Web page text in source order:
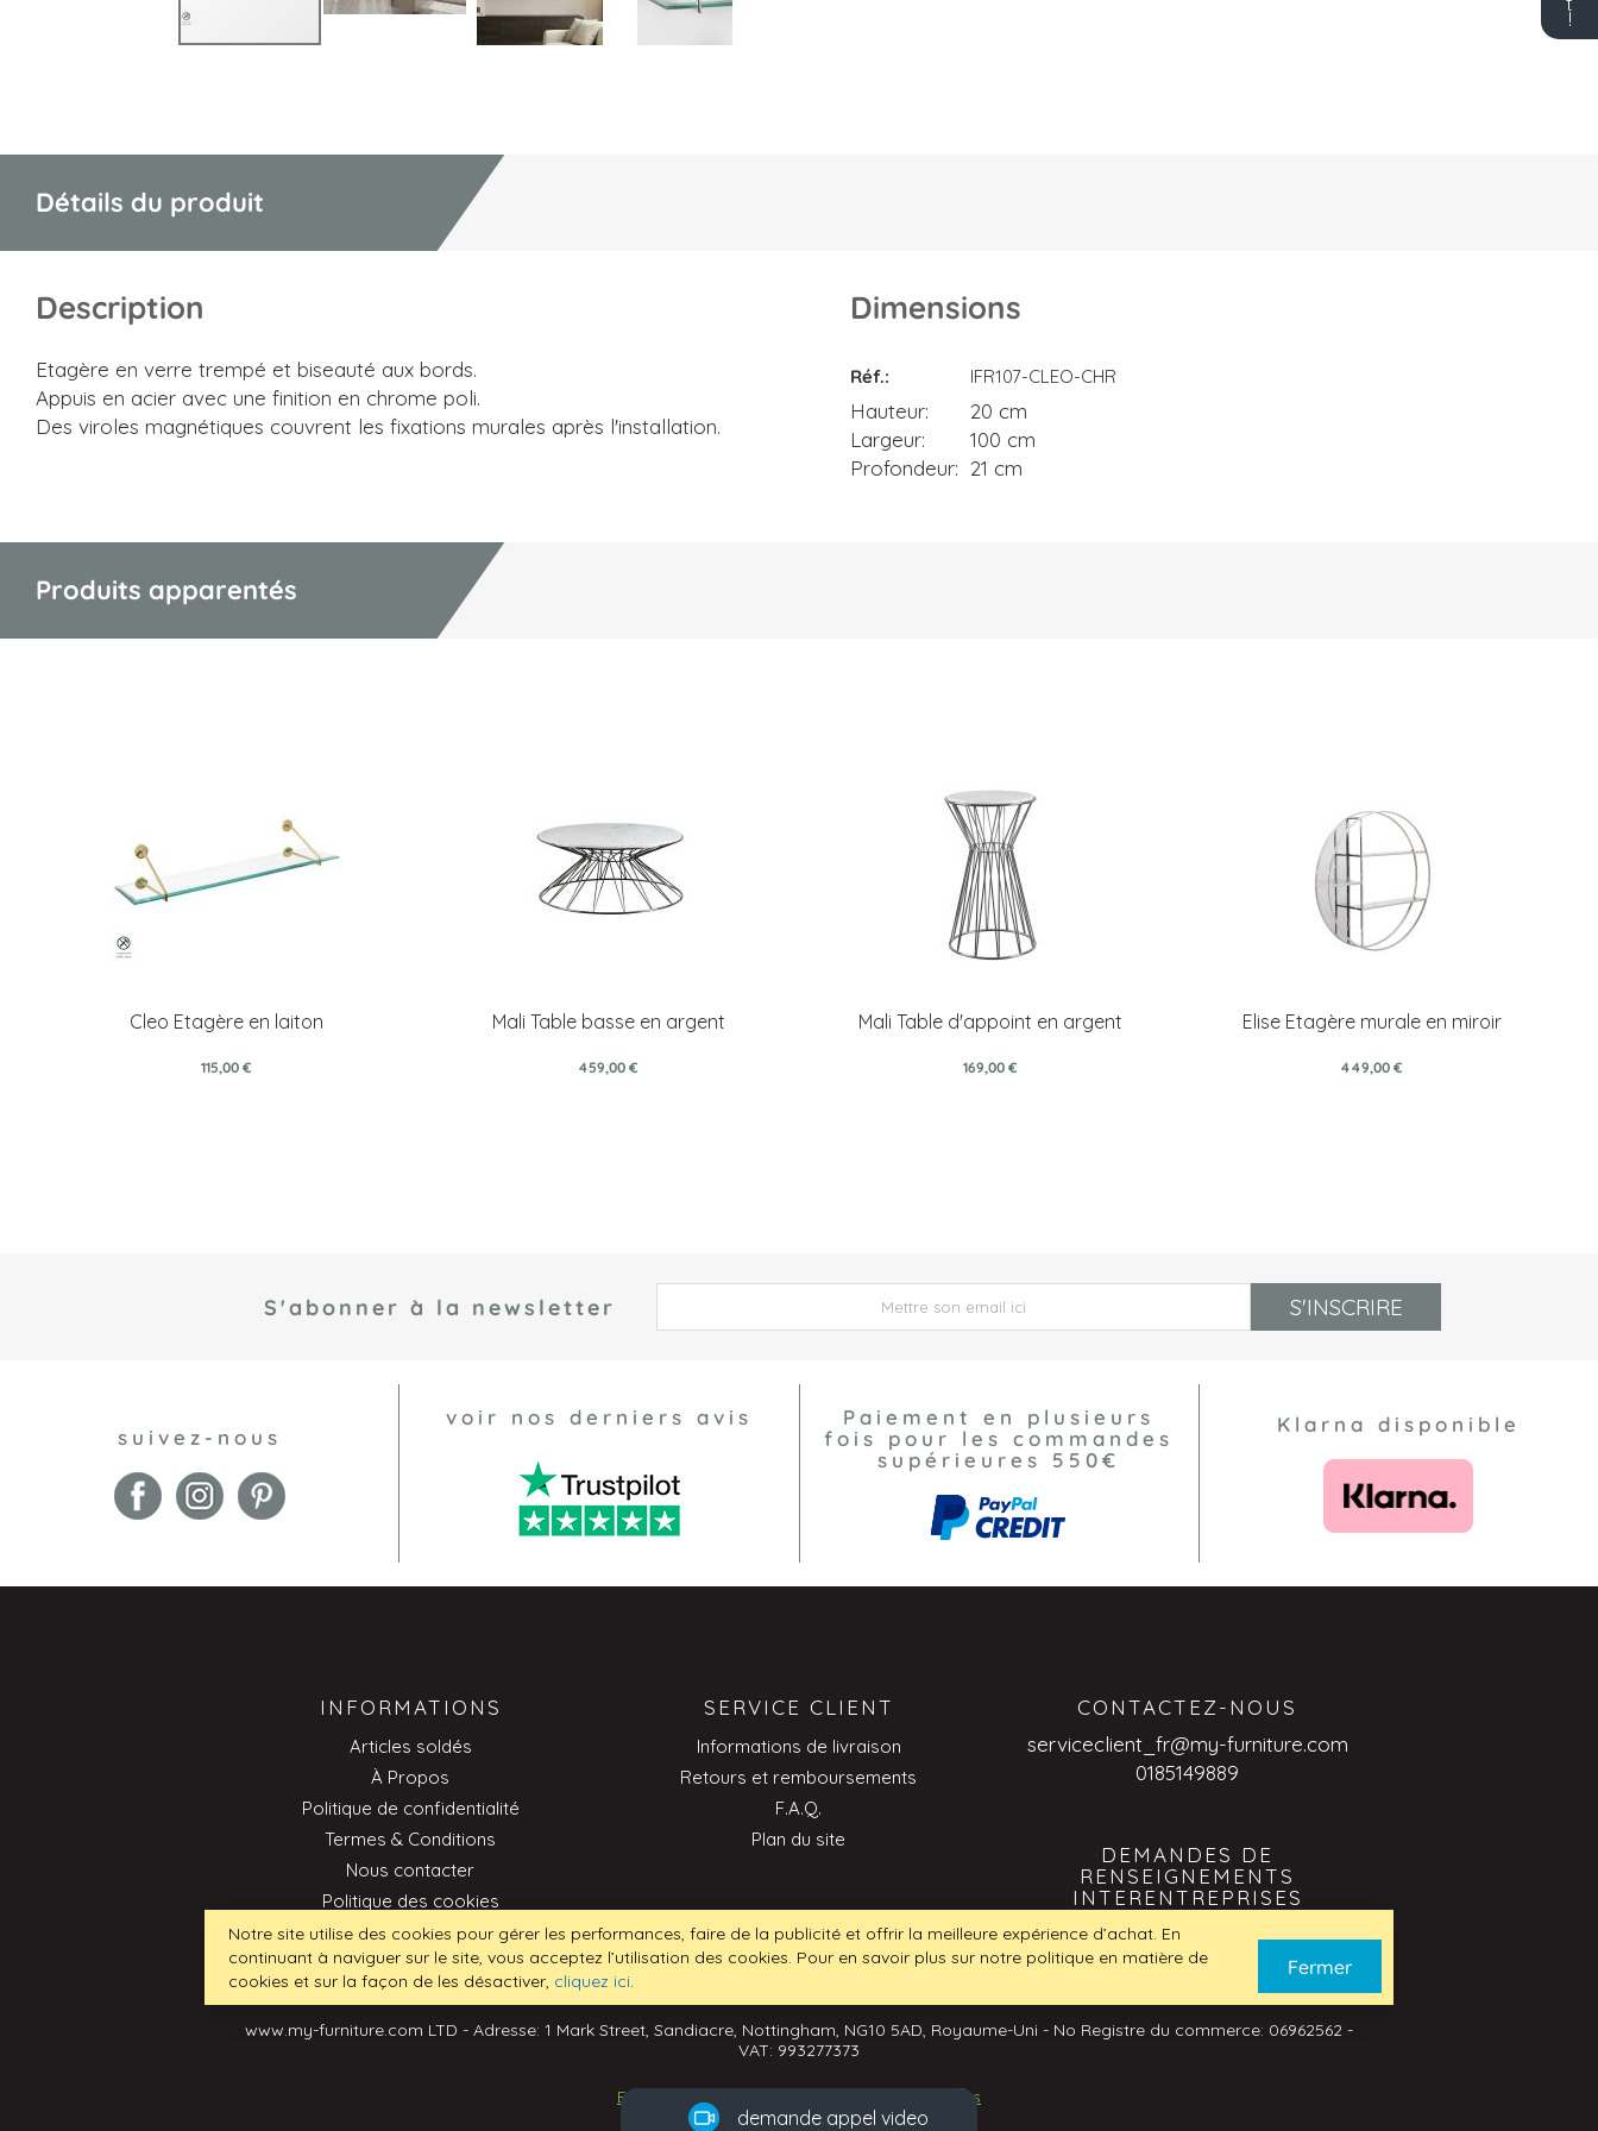
beginning
gallery
Détails du produit
Description
Etagère en verre trempé et biseauté aux bords.
Appuis en acier avec une finition en chrome poli.
Des viroles magnétiques couvrent les fixations murales après l'installation.
Dimensions
Dimensions
Réf. IFR107-CLEO-CHR
Hauteur
20 cm
Largeur
100 cm
Profondeur
21 cm
Produits apparentés
Cleo Etagère en laiton
115,00 €
Mali Table basse en argent
459,00 €
Mali Table d'appoint en argent
169,00 €
Elise Etagère murale en miroir
449,00 €
S'abonner à la newsletter S'INSCRIRE
suivez-nous
voir nos derniers avis
Paiement en plusieurs
fois pour les commandes
supérieures 550€
Klarna disponible
INFORMATIONS
Articles soldés
À Propos
Politique de confidentialité
Termes & Conditions
Nous contacter
Politique des cookies
Professionnel
SERVICE CLIENT
Informations de livraison
Retours et remboursements
F.A.Q.
Plan du site
CONTACTEZ-NOUS
serviceclient_fr@my-furniture.com
0185149889
DEMANDES DE
RENSEIGNEMENTS
INTERENTREPRISES
serviceclient_fr@my-furniture.com
www.my-furniture.com LTD - Adresse: 1 Mark Street, Sandiacre, Nottingham, NG10 5AD, Royaume-Uni - No Registre du commerce: 06962562 -
VAT: 993277373
Ecommerce Development Design Solutions
!
demande appel video
Pourquoi ne pas
demander à voir nos
Notre site utilise des cookies pour gérer les performances, faire de la publicité et offrir la meilleure expérience d’achat. En
continuant à naviguer sur le site, vous acceptez l’utilisation des cookies. Pour en savoir plus sur notre politique en matière de
cookies et sur la façon de les désactiver, cliquez ici.
Fermer